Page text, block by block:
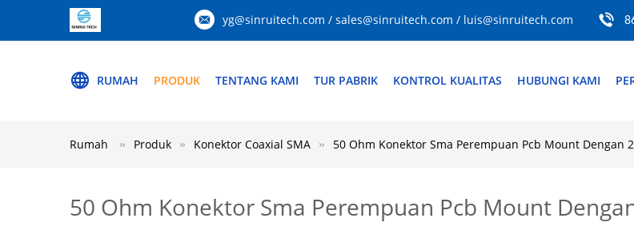
yg@sinruitech.com / sales@sinruitech.com / luis@sinruitech.com
RUMAH PRODUK TENTANG KAMI TUR PABRIK KONTROL KUALITAS HUBUNGI KAMI
Rumah Produk Konektor Coaxial SMA 50 Ohm Konektor Sma Perempuan Pcb Mount Dengan
50 Ohm Konektor Sma Perempuan Pcb Mount